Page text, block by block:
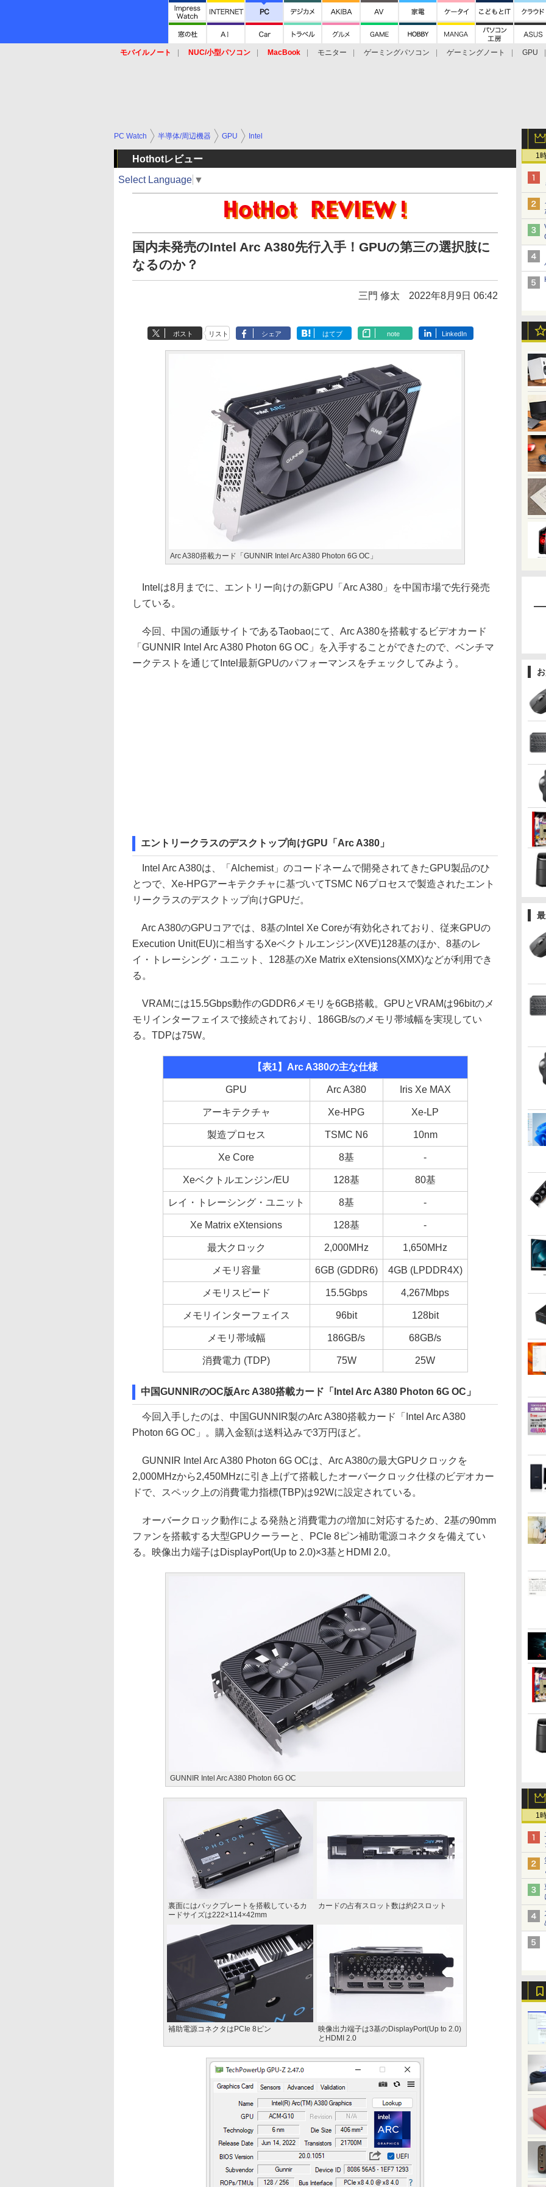
モバイルノート NUC/小型パソコン MacBook モニター ゲーミングパソコン ゲーミングノート
GPU
1
1
PC Watch 半導体/周辺機器 GPU Intel
Hothotレビュー
Select Language ▼
国内未発売のIntel Arc A380先行入手！GPUの第三の選択肢に
なるのか？
三門 修太 2022年8月9日 06:42
ポスト リスト シェア はてブ note LinkedIn
Arc A380搭載カード「GUNNIR Intel Arc A380 Photon 6G OC」
Intelは8月までに、エントリー向けの新GPU「Arc A380」を中国市場で先行発売
している。
今回、中国の通販サイトであるTaobaoにて、Arc A380を搭載するビデオカード
「GUNNIR Intel Arc A380 Photon 6G OC」を入手することができたので、ベンチマ
ークテストを通じてIntel最新GPUのパフォーマンスをチェックしてみよう。
エントリークラスのデスクトップ向けGPU「Arc A380」
Intel Arc A380は、「Alchemist」のコードネームで開発されてきたGPU製品のひ
とつで、Xe-HPGアーキテクチャに基づいてTSMC N6プロセスで製造されたエント
リークラスのデスクトップ向けGPUだ。
Arc A380のGPUコアでは、8基のIntel Xe Coreが有効化されており、従来GPUの
Execution Unit(EU)に相当するXeベクトルエンジン(XVE)128基のほか、8基のレ
イ・トレーシング・ユニット、128基のXe Matrix eXtensions(XMX)などが利用でき
る。
VRAMには15.5Gbps動作のGDDR6メモリを6GB搭載。GPUとVRAMは96bitのメ
モリインターフェイスで接続されており、186GB/sのメモリ帯域幅を実現してい
る。TDPは75W。
【表1】Arc A380の主な仕様
GPU Arc A380 Iris Xe MAX
アーキテクチャ Xe-HPG Xe-LP
製造プロセス TSMC N6 10nm
Xe Core 8基 -
Xeベクトルエンジン/EU 128基 80基
レイ・トレーシング・ユニット 8基 -
Xe Matrix eXtensions 128基 -
最大クロック 2,000MHz 1,650MHz
メモリ容量 6GB (GDDR6) 4GB (LPDDR4X)
メモリスピード 15.5Gbps 4,267Mbps
メモリインターフェイス 96bit 128bit
メモリ帯域幅 186GB/s 68GB/s
消費電力 (TDP) 75W 25W
中国GUNNIRのOC版Arc A380搭載カード「Intel Arc A380 Photon 6G OC」
今回入手したのは、中国GUNNIR製のArc A380搭載カード「Intel Arc A380
Photon 6G OC」。購入金額は送料込みで3万円ほど。
GUNNIR Intel Arc A380 Photon 6G OCは、Arc A380の最大GPUクロックを
2,000MHzから2,450MHzに引き上げて搭載したオーバークロック仕様のビデオカー
ドで、スペック上の消費電力指標(TBP)は92Wに設定されている。
オーバークロック動作による発熱と消費電力の増加に対応するため、2基の90mm
ファンを搭載する大型GPUクーラーと、PCIe 8ピン補助電源コネクタを備えてい
る。映像出力端子はDisplayPort(Up to 2.0)×3基とHDMI 2.0。
GUNNIR Intel Arc A380 Photon 6G OC
裏面にはバックプレートを搭載しているカ
ードサイズは222×114×42mm
カードの占有スロット数は約2スロット
補助電源コネクタはPCIe 8ピン
映像出力端子は3基のDisplayPort(Up to 2.0)
とHDMI 2.0